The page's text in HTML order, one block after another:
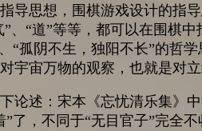
导思想，围棋游戏设计的指导
、“道”等等，都可以在围棋中
“孤阴不生，独阳不长”的哲
宇宙万物的观察，也就是对立
论述：宋本《忘忧清乐集》
了，不同于“无目官子”完全